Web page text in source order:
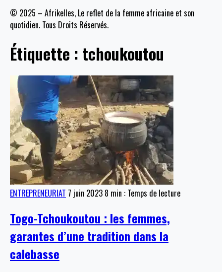
© 2025 – Afrikelles, Le reflet de la femme africaine et son
quotidien. Tous Droits Réservés.
Étiquette : tchoukoutou
ENTREPRENEURIAT 7 juin 2023 8 min : Temps de lecture
Togo-Tchoukoutou : les femmes,
garantes d’une tradition dans la
calebasse